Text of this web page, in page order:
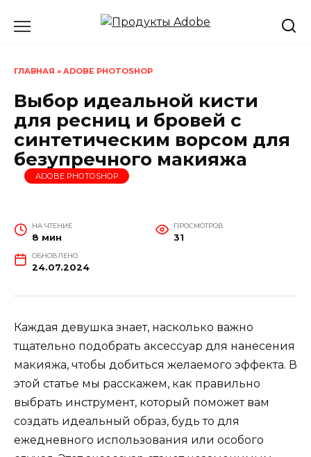
ГЛАВНАЯ » ADOBE PHOTOSHOP
Выбор идеальной кисти
для ресниц и бровей с
синтетическим ворсом для
безупречного макияжа
ADOBE PHOTOSHOP
НА ЧТЕНИЕ
8 мин
ПРОСМОТРОВ
31
ОБНОВЛЕНО
24.07.2024
Каждая девушка знает, насколько важно
тщательно подобрать аксессуар для нанесения
макияжа, чтобы добиться желаемого эффекта. В
этой статье мы расскажем, как правильно
выбрать инструмент, который поможет вам
создать идеальный образ, будь то для
ежедневного использования или особого